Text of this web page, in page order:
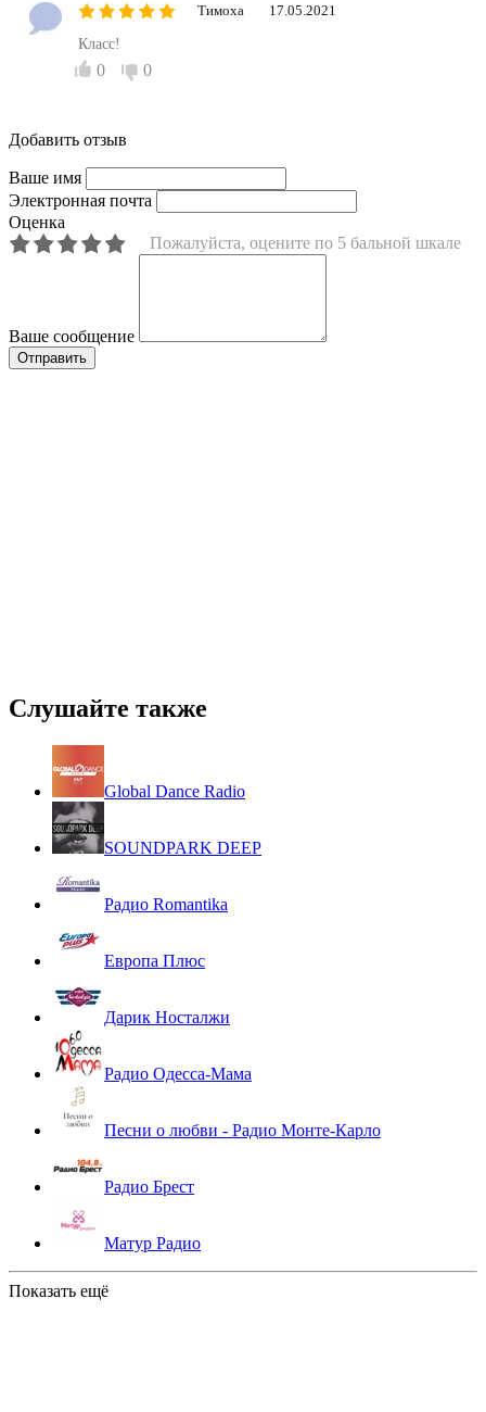
Тимоха 17.05.2021
Класс!
0 0
Добавить отзыв
Ваше имя
Электронная почта
Оценка
Пожалуйста, оцените по 5 бальной шкале
Ваше сообщение
Слушайте также
Global Dance Radio
SOUNDPARK DEEP
Радио Romantika
Европа Плюс
Дарик Носталжи
Радио Одесса-Мама
Песни о любви - Радио Монте-Карло
Радио Брест
Матур Радио
Показать ещё